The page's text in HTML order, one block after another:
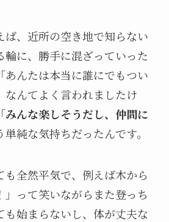
ば、近所の空き地で知らない
輪に、勝手に混ざっていった
あんたは本当に誰にでもつい
なんてよく言われましたけ
みんな楽しそうだし、仲間に
単純な気持ちだったんです。
も全然平気で、例えば木から
って笑いながらまた登っち
も始まらないし、体が丈夫な